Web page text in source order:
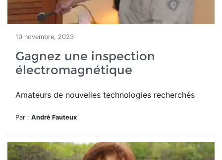
10 novembre, 2023
Gagnez une inspection
électromagnétique
Amateurs de nouvelles technologies recherchés
Par : André Fauteux